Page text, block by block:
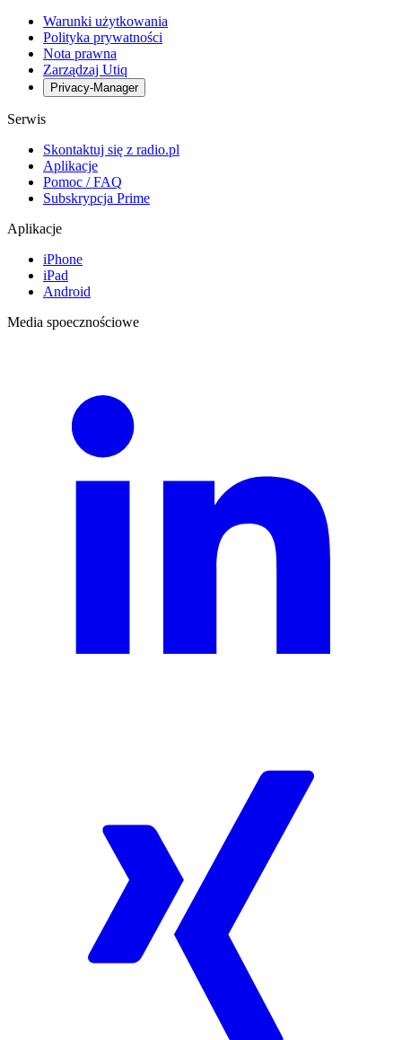
Warunki użytkowania
Polityka prywatności
Nota prawna
Zarządzaj Utiq
Privacy-Manager
Serwis
Skontaktuj się z radio.pl
Aplikacje
Pomoc / FAQ
Subskrypcja Prime
Aplikacje
iPhone
iPad
Android
Media spoecznościowe